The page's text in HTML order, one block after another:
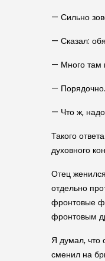
— Сильно
— Сказал:
— Много там
— Порядочно.
— Что ж, надо
Такого
духовного
Отец
отдельно
фронтовые
фронтовым
Я думал, что
сменил на